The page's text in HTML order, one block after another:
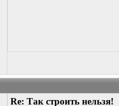
Re: Так строить нельзя!